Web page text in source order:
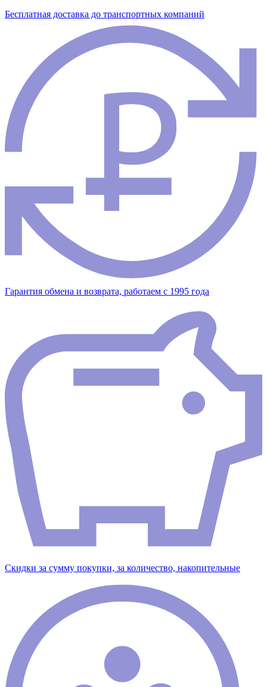
Бесплатная доставка до транспортных компаний
Гарантия обмена и возврата, работаем с 1995 года
Скидки за сумму покупки, за количество, накопительные